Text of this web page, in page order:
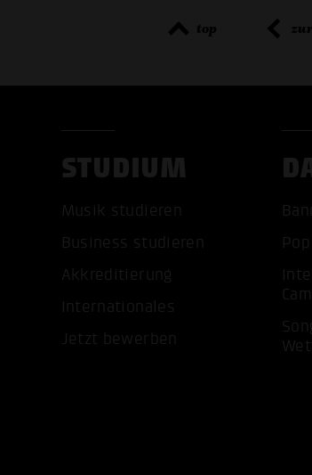
top
STUDIUM
Musik studieren
Business studieren
Akkreditierung
Internationales
Jetzt bewerben